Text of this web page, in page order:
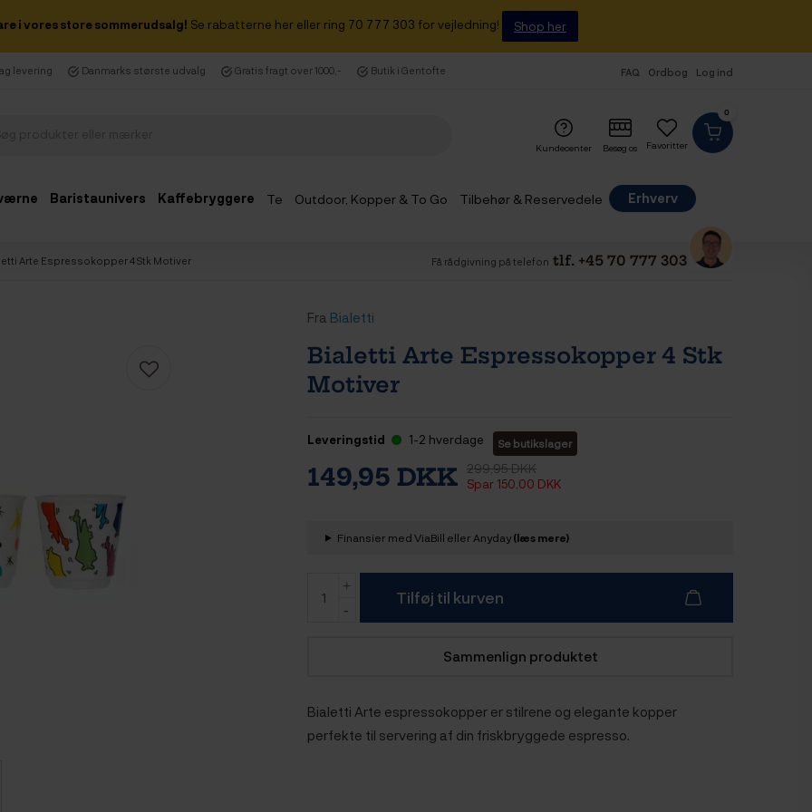
i vores store sommerudsalg! Se rabatterne her eller ring 70 777 303 for vejledning! Shop her
levering Danmarks største udvalg Gratis fragt over 1000,- Butik i Gentofte FAQ Ordbog Log ind
0
Favoritter
Kundecenter Besøg os
Baristaunivers Kaffebryggere Te Outdoor, Kopper & To Go Tilbehør & Reservedele
Erhverv
Arte Espressokopper 4 Stk Motiver Få rådgivning på telefon tlf. +45 70 777 303
Fra Bialetti
Bialetti Arte Espressokopper 4 Stk
Motiver
Leveringstid 1-2 hverdage Se butikslager
149,95 DKK 299,95 DKK
Spar 150,00 DKK
Finansier med ViaBill eller Anyday(læs mere)
Tilføj til kurven
Sammenlign produktet
Bialetti Arte espressokopper er stilrene og elegante kopper
perfekte til servering af din friskbryggede espresso.